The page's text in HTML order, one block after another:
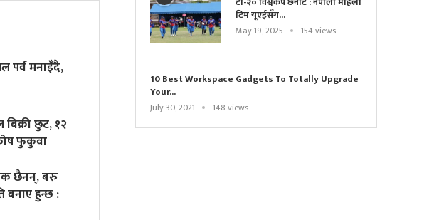
मनाइँदै,
छुट, १२
फुकुवा
छैनन्, बरु
बनाए हुन्छ :
टिम यूएईसँग...
May 19, 2025 154 views
10 Best Workspace Gadgets To Totally Upgrade
Your...
July 30, 2021 148 views